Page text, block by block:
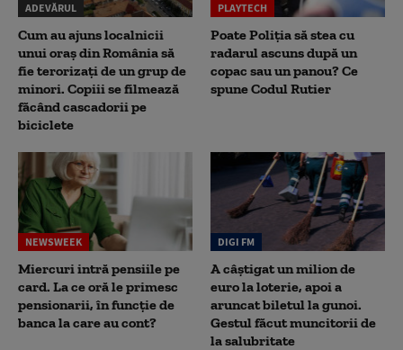
ADEVĂRUL
Cum au ajuns localnicii
unui oraș din România să
fie terorizați de un grup de
minori. Copiii se filmează
făcând cascadorii pe
biciclete
PLAYTECH
Poate Poliția să stea cu
radarul ascuns după un
copac sau un panou? Ce
spune Codul Rutier
NEWSWEEK
Miercuri intră pensiile pe
card. La ce oră le primesc
pensionarii, în funcție de
banca la care au cont?
DIGI FM
A câștigat un milion de
euro la loterie, apoi a
aruncat biletul la gunoi.
Gestul făcut muncitorii de
la salubritate